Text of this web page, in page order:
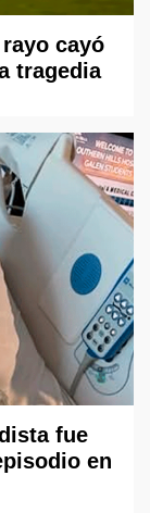
cayó
tragedia
fue
en